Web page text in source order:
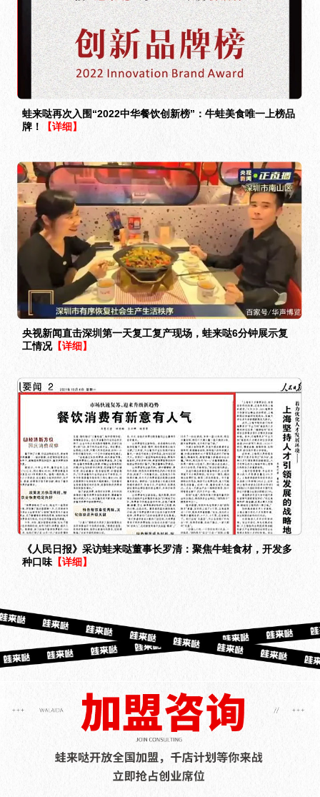
蛙来哒再次入围“2022中华餐饮创新榜”：牛蛙美食唯一上榜品
牌！
【详细】
央视新闻直击深圳第一天复工复产现场，蛙来哒6分钟展示复
工情况【详细】
《人民日报》采访蛙来哒董事长罗清：聚焦牛蛙食材，开发多
种口味 【详细】